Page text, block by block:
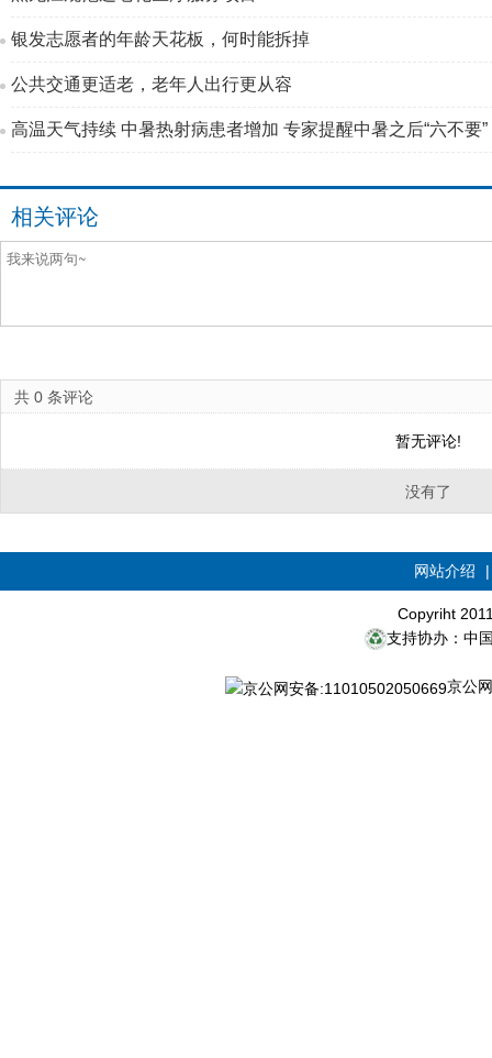
银发志愿者的年龄天花板，何时能拆掉
公共交通更适老，老年人出行更从容
高温天气持续 中暑热射病患者增加 专家提醒中暑之后“六不要”
相关评论
共 0 条评论
暂无评论!
没有了
网站介绍
Copyriht
支持协办：中
京公